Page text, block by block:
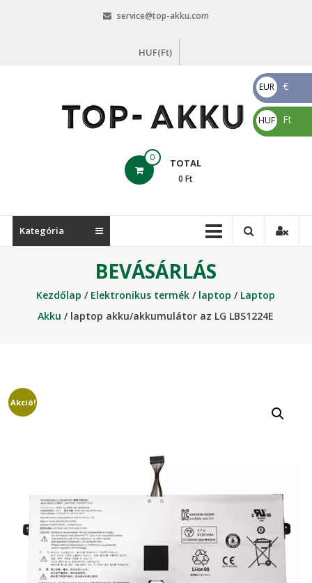
service@top-akku.com
HUF(Ft)
akku.com
0 TOTAL
0 Ft
Kategória
BEVÁSÁRLÁS
Kezdőlap / Elektronikus termék / laptop / Laptop
Akku / laptop akku/akkumulátor az LG LBS1224E
Akció!
EUR
€
€
HUF
Ft
Ft